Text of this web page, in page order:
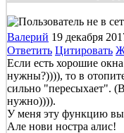
Валерий 19 декабря
Ответить Цитировать
Если есть хорошие
нужны?)))), то в
сильно "пересыхает".
нужно)))).
У меня эту функцию
Але нови ностра алис!